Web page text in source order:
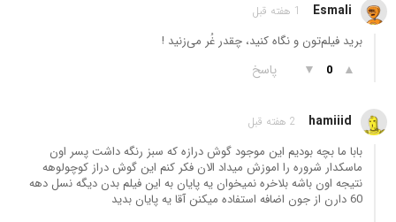
Esmali 1 هفته قبل
برید فیلم‌تون و نگاه کنید، چقدر غُر می‌زنید !
▲
0
▼ پاسخ
hamiiid 2 هفته قبل
بابا ما بچه بودیم این موجود گوش درازه که سبز رنگه داشت پسر اون
ماسکدار شروره را اموزش میداد الان فکر کنم این گوش دراز کوچولوهه
نتیجه اون باشه بلاخره نمیخوان یه پایان به این فیلم بدن دیگه نسل دهه
60 دارن از جون اضافه استفاده میکنن آقا یه پایان بدید